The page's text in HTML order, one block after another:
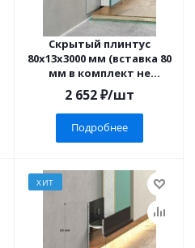
Скрытый плинтус
80х13х3000 мм (вставка 80
мм в комплект не
входит)
2 652₽/шт
Подробнее
ХИТ